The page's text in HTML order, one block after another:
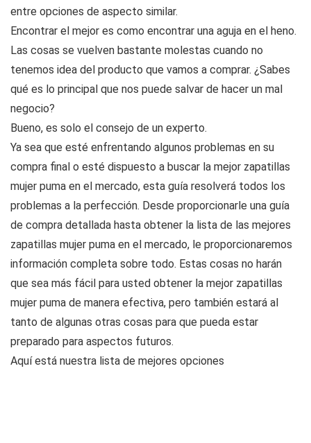
entre opciones de aspecto similar.
Encontrar el mejor es como encontrar una aguja en el heno.
Las cosas se vuelven bastante molestas cuando no
tenemos idea del producto que vamos a comprar. ¿Sabes
qué es lo principal que nos puede salvar de hacer un mal
negocio?
Bueno, es solo el consejo de un experto.
Ya sea que esté enfrentando algunos problemas en su
compra final o esté dispuesto a buscar la mejor zapatillas
mujer puma en el mercado, esta guía resolverá todos los
problemas a la perfección. Desde proporcionarle una guía
de compra detallada hasta obtener la lista de las mejores
zapatillas mujer puma en el mercado, le proporcionaremos
información completa sobre todo. Estas cosas no harán
que sea más fácil para usted obtener la mejor zapatillas
mujer puma de manera efectiva, pero también estará al
tanto de algunas otras cosas para que pueda estar
preparado para aspectos futuros.
Aquí está nuestra lista de mejores opciones